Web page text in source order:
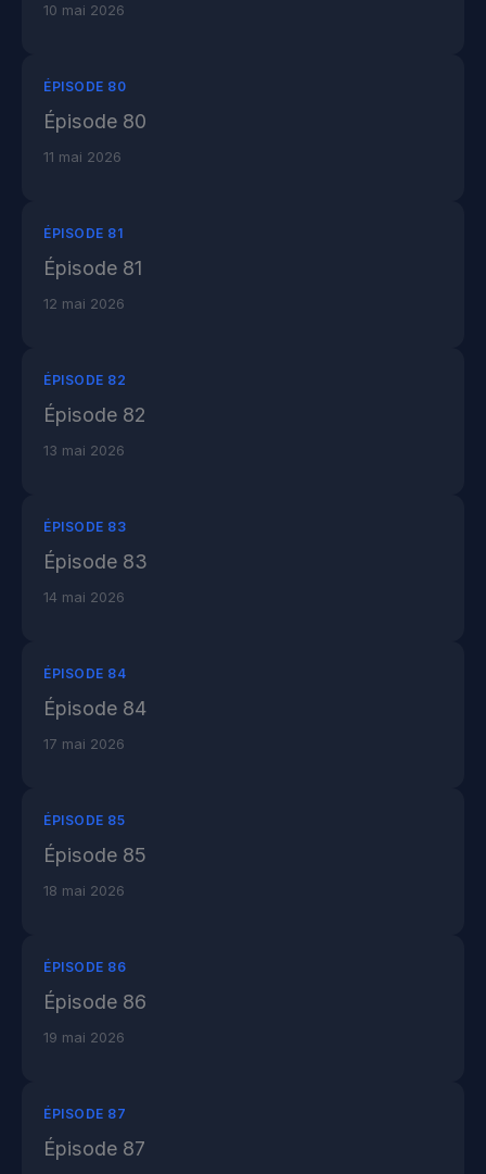
10 mai 2026
ÉPISODE 80
Épisode 80
11 mai 2026
ÉPISODE 81
Épisode 81
12 mai 2026
ÉPISODE 82
Épisode 82
13 mai 2026
ÉPISODE 83
Épisode 83
14 mai 2026
ÉPISODE 84
Épisode 84
17 mai 2026
ÉPISODE 85
Épisode 85
18 mai 2026
ÉPISODE 86
Épisode 86
19 mai 2026
ÉPISODE 87
Épisode 87